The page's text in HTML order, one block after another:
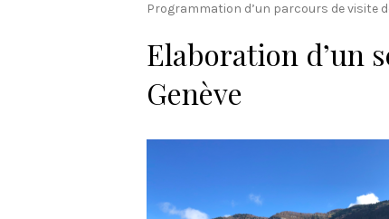
Programmation d’un parcours de visite
Elaboration d’un
Genève